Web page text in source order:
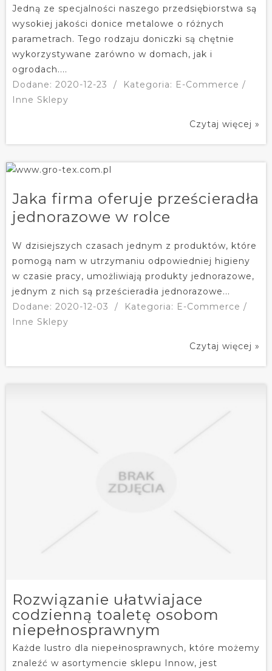
Jedną ze specjalności naszego przedsiębiorstwa są
wysokiej jakości donice metalowe o różnych
parametrach. Tego rodzaju doniczki są chętnie
wykorzystywane zarówno w domach, jak i
ogrodach....
Dodane: 2020-12-23
/
Kategoria: E-Commerce /
Inne Sklepy
Czytaj więcej »
Jaka firma oferuje prześcieradła
jednorazowe w rolce
W dzisiejszych czasach jednym z produktów, które
pomogą nam w utrzymaniu odpowiedniej higieny
w czasie pracy, umożliwiają produkty jednorazowe,
jednym z nich są prześcieradła jednorazowe...
Dodane: 2020-12-03
/
Kategoria: E-Commerce /
Inne Sklepy
Czytaj więcej »
Rozwiązanie ułatwiajace
codzienną toaletę osobom
niepełnosprawnym
Każde lustro dla niepełnosprawnych, które możemy
znaleźć w asortymencie sklepu Innow, jest